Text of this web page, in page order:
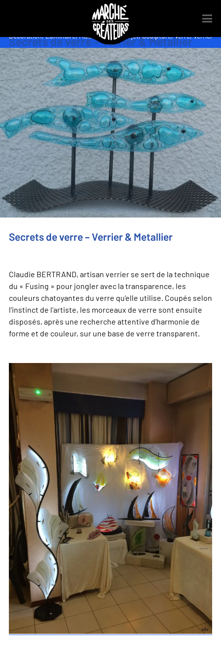
Secrets de verre – Verrier & Metallier
Décoration,Luminaire,Maison,Métal,Objet,Sculpture,Verre,Verrier
Secrets de verre – Verrier & Metallier
Claudie BERTRAND, artisan verrier se sert de la technique
du « Fusing » pour jongler avec la transparence, les
couleurs chatoyantes du verre qu’elle utilise. Coupés selon
l’instinct de l’artiste, les morceaux de verre sont ensuite
disposés, après une recherche attentive d’harmonie de
forme et de couleur, sur une base de verre transparent.